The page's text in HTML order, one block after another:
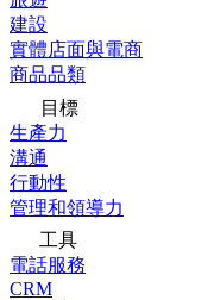
建設
實體店面與電商
商品品類
目標
生產力
溝通
行動性
管理和領導力
工具
電話服務
CRM